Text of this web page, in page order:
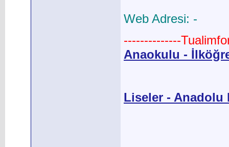
Web Adresi: -
--------------
Anaokulu -
Liseler - Anadolu